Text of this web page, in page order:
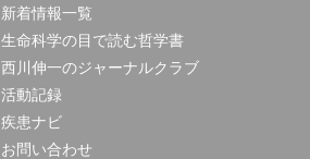
新着情報一覧
生命科学の目で読む哲学書
西川伸一のジャーナルクラブ
活動記録
疾患ナビ
お問い合わせ